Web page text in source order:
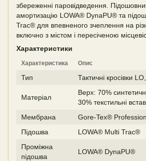
збереженні паровідведення.
амортизацію LOWA® DynaPU® та
Trac® для впевненого зчеплення на
включно з містом і пересіченою
Характеристики
Характеристика Опис
Тип Тактичні кросівки
Матеріал
Верх: 70%
30% текстильні
Мембрана
Gore-Tex®
Підошва
LOWA® Multi Trac®
Проміжна
підошва
LOWA® DynaPU®